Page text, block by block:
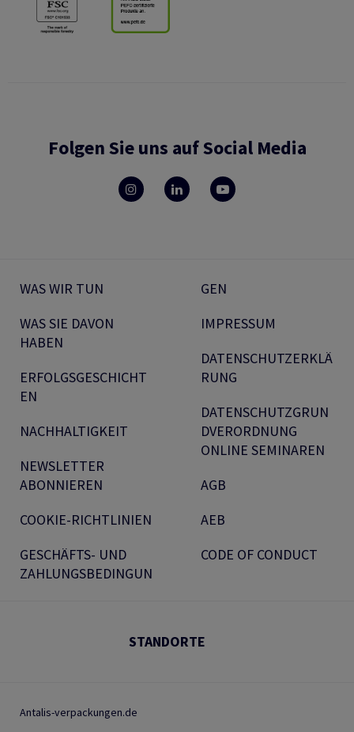
Folgen Sie uns auf Social Media
WAS WIR TUN
WAS SIE DAVON
HABEN
ERFOLGSGESCHICHT
EN
NACHHALTIGKEIT
NEWSLETTER
ABONNIEREN
COOKIE-RICHTLINIEN
GESCHÄFTS- UND
ZAHLUNGSBEDINGUN
GEN
IMPRESSUM
DATENSCHUTZERKLÄ
RUNG
DATENSCHUTZGRUN
DVERORDNUNG
ONLINE SEMINAREN
AGB
AEB
CODE OF CONDUCT
STANDORTE
Antalis-verpackungen.de